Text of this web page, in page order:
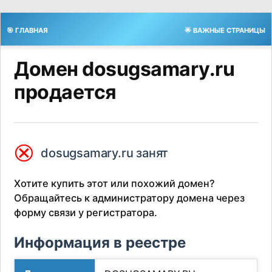
🎯 ГЛАВНАЯ 🌟 ВАЖНЫЕ СТРАНИЦЫ
Домен dosugsamary.ru
продается
⮿ dosugsamary.ru занят
Хотите купить этот или похожий домен?
Обращайтесь к администратору домена через
форму связи у регистратора.
Информация в реестре